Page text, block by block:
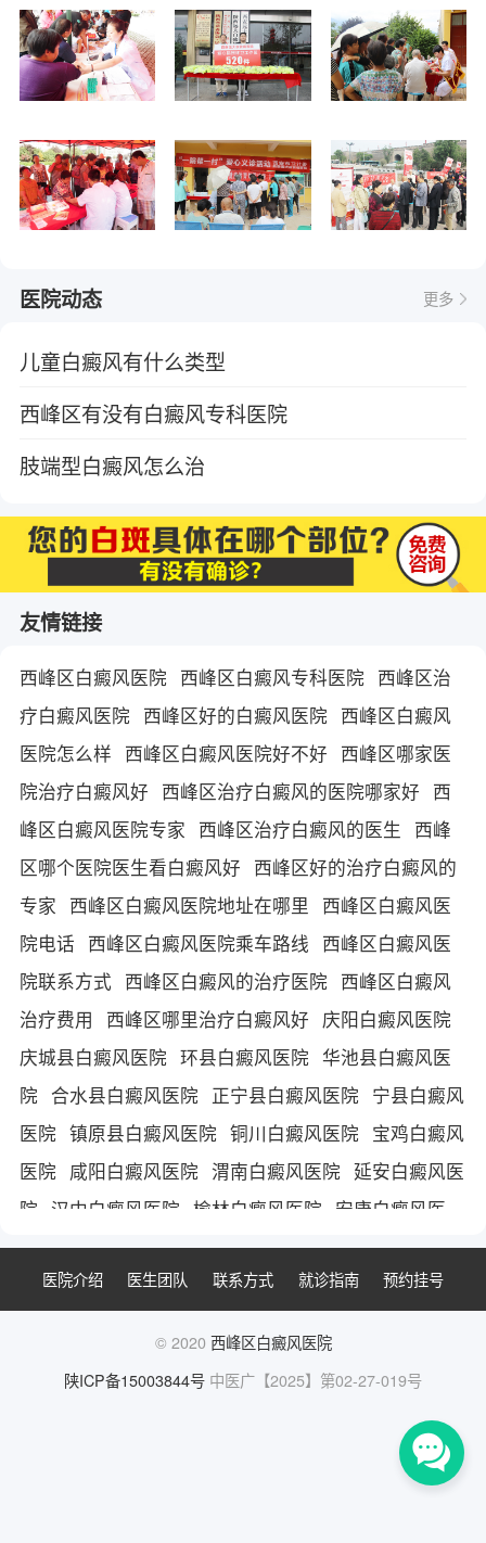
医院动态 更多
儿童白癜风有什么类型
西峰区有没有白癜风专科医院
肢端型白癜风怎么治
友情链接
西峰区白癜风医院 西峰区白癜风专科医院 西峰区治
疗白癜风医院 西峰区好的白癜风医院 西峰区白癜风
医院怎么样 西峰区白癜风医院好不好 西峰区哪家医
院治疗白癜风好 西峰区治疗白癜风的医院哪家好 西
峰区白癜风医院专家 西峰区治疗白癜风的医生
西峰
区哪个医院医生看白癜风好 西峰区好的治疗白癜风的
专家 西峰区白癜风医院地址在哪里
西峰区白癜风医
院电话 西峰区白癜风医院乘车路线 西峰区白癜风医
院联系方式 西峰区白癜风的治疗医院 西峰区白癜风
治疗费用
西峰区哪里治疗白癜风好 庆阳白癜风医院
庆城县白癜风医院 环县白癜风医院 华池县白癜风医
院 合水县白癜风医院 正宁县白癜风医院 宁县白癜风
医院 镇原县白癜风医院 铜川白癜风医院 宝鸡白癜风
医院 咸阳白癜风医院 渭南白癜风医院 延安白癜风医
院 汉中白癜风医院 榆林白癜风医院 安康白癜风医
院 商洛白癜风医院 运城白癜风医院 天水白癜风医
平凉市白癜风医院 陇南白癜风医院 三门峡白癜风
医院介绍 医生团队 联系方式 就诊指南 预约挂号
© 2020 西峰区白癜风医院
陕ICP备15003844号 中医广【2025】第02-27-019号